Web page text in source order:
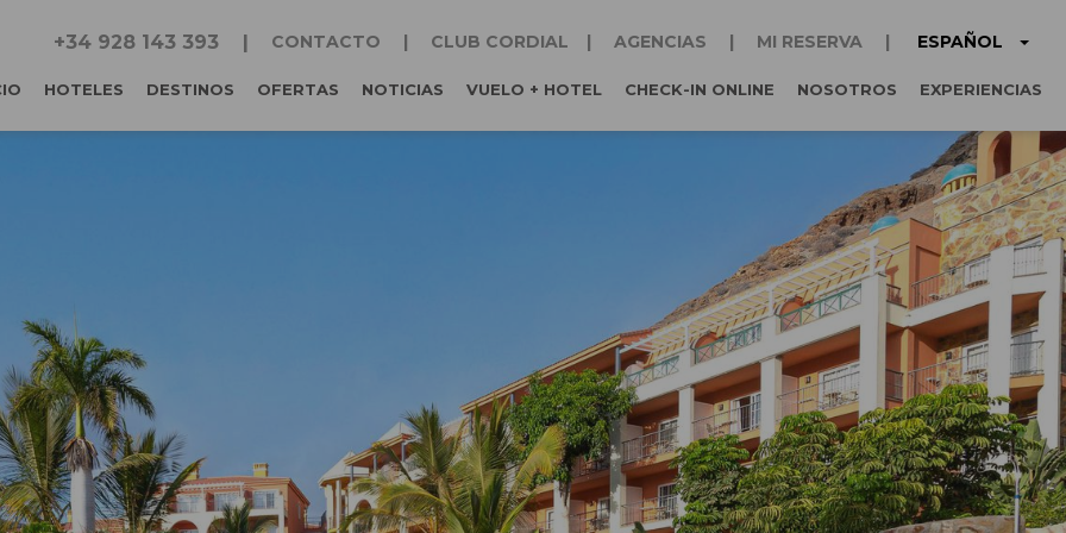
+34 928 143 393 CONTACTO CLUB CORDIAL AGENCIAS MI RESERVA ESPAÑOL
HOTELES DESTINOS OFERTAS NOTICIAS VUELO + HOTEL CHECK-IN ONLINE NOSOTROS EXPERIENCIAS